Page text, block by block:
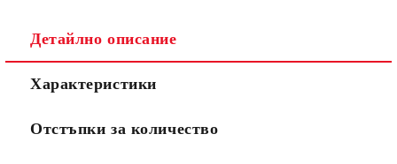
Детайлно описание
Характеристики
Отстъпки за количество